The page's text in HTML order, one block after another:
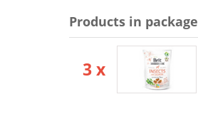
Products in package
3 x